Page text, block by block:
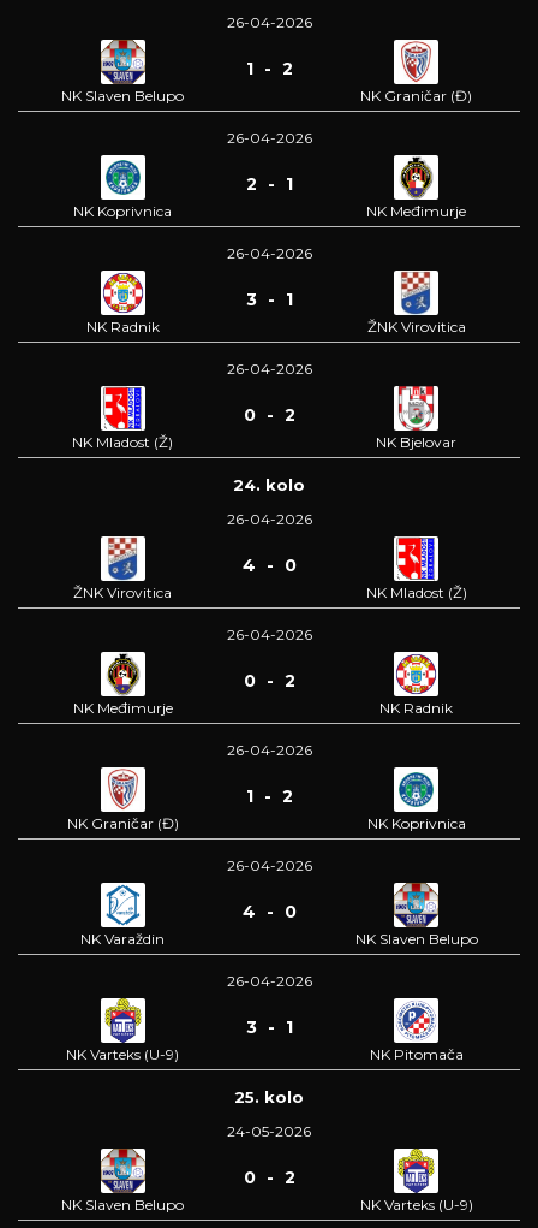
26-04-2026
NK Slaven Belupo
1 - 2
NK Graničar (Đ)
26-04-2026
NK Koprivnica
2 - 1
NK Međimurje
26-04-2026
NK Radnik
3 - 1
ŽNK Virovitica
26-04-2026
NK Mladost (Ž)
0 - 2
NK Bjelovar
24. kolo
26-04-2026
ŽNK Virovitica
4 - 0
NK Mladost (Ž)
26-04-2026
NK Međimurje
0 - 2
NK Radnik
26-04-2026
NK Graničar (Đ)
1 - 2
NK Koprivnica
26-04-2026
NK Varaždin
4 - 0
NK Slaven Belupo
26-04-2026
NK Varteks (U-9)
3 - 1
NK Pitomača
25. kolo
24-05-2026
NK Slaven Belupo
0 - 2
NK Varteks (U-9)